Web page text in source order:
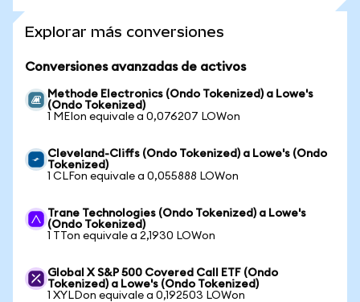
Explorar más conversiones
Conversiones avanzadas de activos
Methode Electronics (Ondo Tokenized) a Lowe's
(Ondo Tokenized)
1 MEIon equivale a 0,076207 LOWon
Cleveland-Cliffs (Ondo Tokenized) a Lowe's (Ondo
Tokenized)
1 CLFon equivale a 0,055888 LOWon
Trane Technologies (Ondo Tokenized) a Lowe's
(Ondo Tokenized)
1 TTon equivale a 2,1930 LOWon
Global X S&P 500 Covered Call ETF (Ondo
Tokenized) a Lowe's (Ondo Tokenized)
1 XYLDon equivale a 0,192503 LOWon